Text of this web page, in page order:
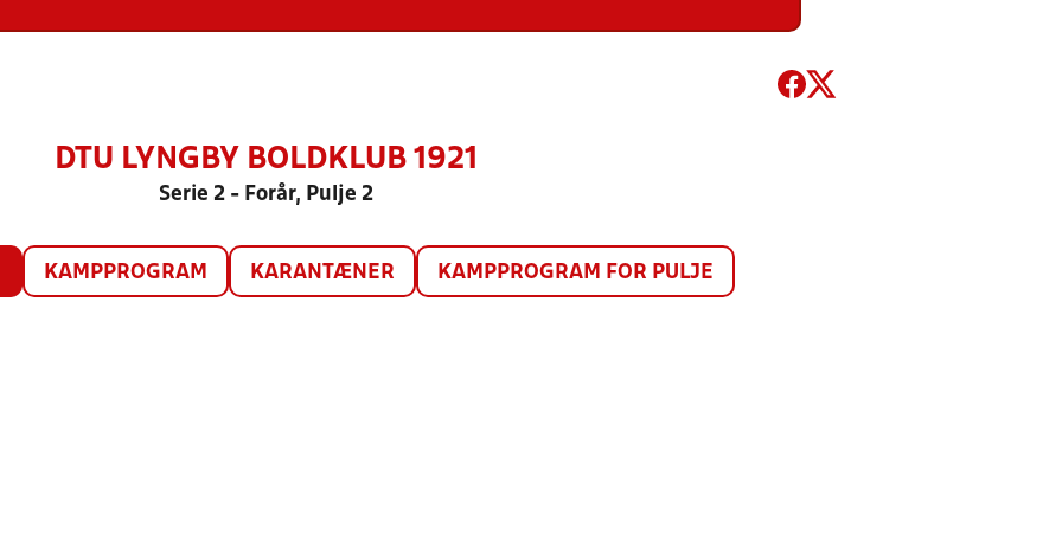
DTU LYNGBY BOLDKLUB 1921
Serie 2 - Forår, Pulje 2
KAMPPROGRAM KARANTÆNER KAMPPROGRAM FOR PULJE